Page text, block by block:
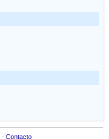
- Contacto